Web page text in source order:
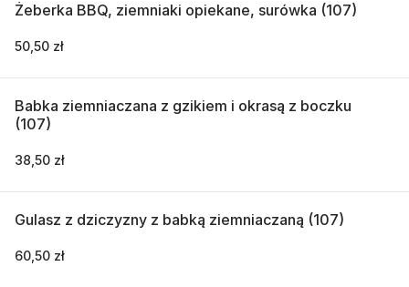
Żeberka BBQ, ziemniaki opiekane, surówka (107)
50,50 zł
Babka ziemniaczana z gzikiem i okrasą z boczku
(107)
38,50 zł
Gulasz z dziczyzny z babką ziemniaczaną (107)
60,50 zł